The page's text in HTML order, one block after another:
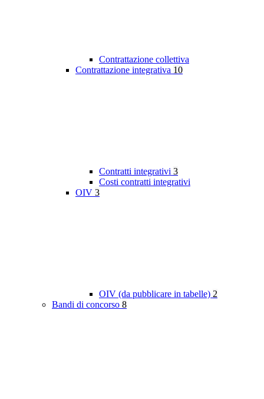
Contrattazione collettiva
Contrattazione integrativa 10
Contratti integrativi 3
Costi contratti integrativi
OIV 3
OIV (da pubblicare in tabelle) 2
Bandi di concorso 8